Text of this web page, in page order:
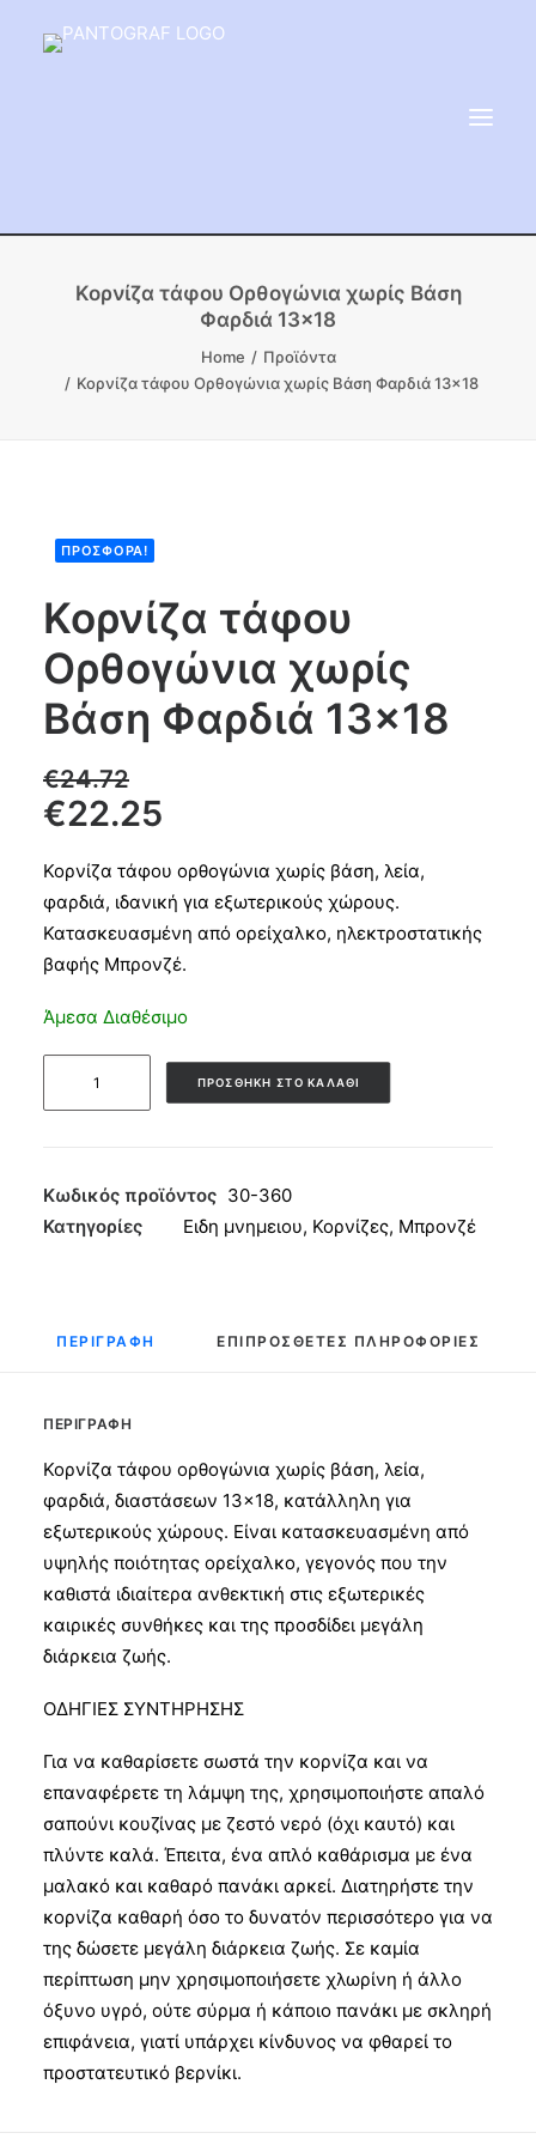
ΕΙΔΗ ΜΝΗΜΕΙΟΥ
ΑΔΑΜΑΝΤΟΦΟΡΟΙ ΔΙΣΚΟΙ
ΠΡΟΪΟΝΤΑ ΜΑΡΜΆΡΟΥ
Products
search
CART
Κορνίζα τάφου Ορθογώνια χωρίς Βάση
Φαρδιά 13×18
Home
Προϊόντα
Κορνίζα τάφου Ορθογώνια χωρίς Βάση Φαρδιά 13×18
ΠΡΟΣΦΟΡΆ!
Κορνίζα τάφου
Ορθογώνια χωρίς
Βάση Φαρδιά 13×18
€24.72
€22.25
Κορνίζα τάφου ορθογώνια χωρίς βάση, λεία,
φαρδιά, ιδανική για εξωτερικούς χώρους.
Κατασκευασμένη από ορείχαλκο, ηλεκτροστατικής
βαφής Μπρονζέ.
Άμεσα Διαθέσιμο
Βάση
Φαρδιά
ΠΡΟΣΘΉΚΗ ΣΤΟ ΚΑΛΆΘΙ
Κωδικός προϊόντος 30-360
Κατηγορίες
Ειδη μνημειου, Κορνίζες, Μπρονζέ
ΠΕΡΙΓΡΑΦΉ ΕΠΙΠΡΌΣΘΕΤΕΣ ΠΛΗΡΟΦΟΡΊΕΣ
ΠΕΡΙΓΡΑΦΉ
Κορνίζα τάφου ορθογώνια χωρίς βάση, λεία,
φαρδιά, διαστάσεων 13×18, κατάλληλη για
εξωτερικούς χώρους. Είναι κατασκευασμένη από
υψηλής ποιότητας ορείχαλκο, γεγονός που την
καθιστά ιδιαίτερα ανθεκτική στις εξωτερικές
καιρικές συνθήκες και της προσδίδει μεγάλη
διάρκεια ζωής.
ΟΔΗΓΙΕΣ ΣΥΝΤΗΡΗΣΗΣ
Για να καθαρίσετε σωστά την κορνίζα και να
επαναφέρετε τη λάμψη της, χρησιμοποιήστε απαλό
σαπούνι κουζίνας με ζεστό νερό (όχι καυτό) και
πλύντε καλά. Έπειτα, ένα απλό καθάρισμα με ένα
μαλακό και καθαρό πανάκι αρκεί. Διατηρήστε την
κορνίζα καθαρή όσο το δυνατόν περισσότερο για να
της δώσετε μεγάλη διάρκεια ζωής. Σε καμία
περίπτωση μην χρησιμοποιήσετε χλωρίνη ή άλλο
όξυνο υγρό, ούτε σύρμα ή κάποιο πανάκι με σκληρή
επιφάνεια, γιατί υπάρχει κίνδυνος να φθαρεί το
προστατευτικό βερνίκι.